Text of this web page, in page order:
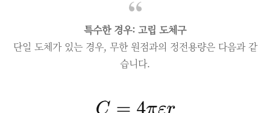
특수한 경우: 고립 도체구
단일 도체가 있는 경우, 무한 원점과의 정전용량은 다음과 같
습니다.